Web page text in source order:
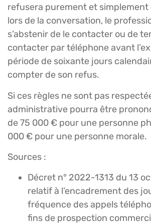
refusera purement et simplement
lors de la conversation, le
s’abstenir de le contacter ou de
contacter par téléphone avant
période de soixante jours
compter de son refus.
Si ces règles ne sont pas
administrative pourra être
de 75 000 € pour une personne
000 € pour une personne morale.
Sources :
Décret n° 2022-1313 du 13
relatif à l’encadrement des
fréquence des appels
fins de prospection